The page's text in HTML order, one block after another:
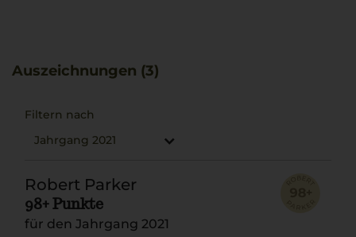
Auszeichnungen (3)
Filtern nach
Jahrgang 2021
Robert Parker
98+ Punkte
für den Jahrgang 2021